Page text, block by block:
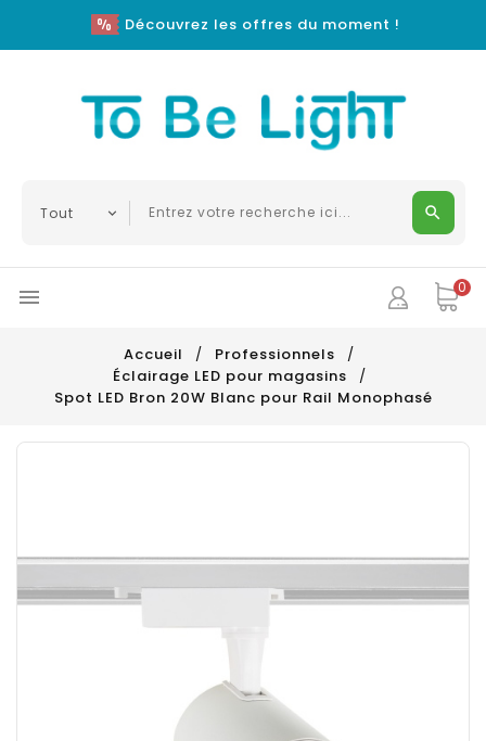
Découvrez les offres du moment !
 0
Accueil
Professionnels
Éclairage LED pour magasins
Spot LED Bron 20W Blanc pour Rail Monophasé